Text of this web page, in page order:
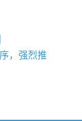
，强烈推